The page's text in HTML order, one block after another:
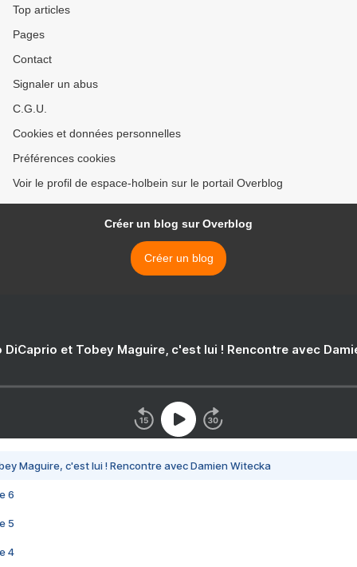
Top articles
Pages
Contact
Signaler un abus
C.G.U.
Cookies et données personnelles
Préférences cookies
Voir le profil de espace-holbein sur le portail Overblog
Créer un blog sur Overblog
Créer un blog
DiCaprio et Tobey Maguire, c'est lui ! Rencontre avec
Maguire, c'est lui ! Rencontre avec Damien Witecka
6
5
4